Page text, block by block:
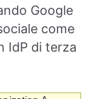
Google
come
IdP di terza